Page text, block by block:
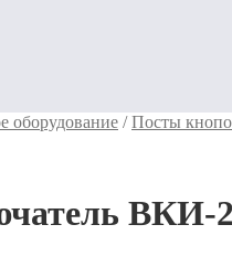
оборудование /Посты
ВКИ-